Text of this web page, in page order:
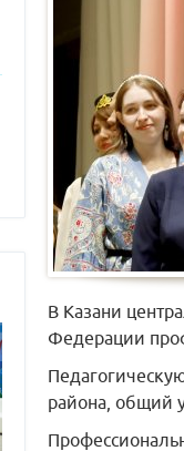
В Казани
Федерации
района, общий